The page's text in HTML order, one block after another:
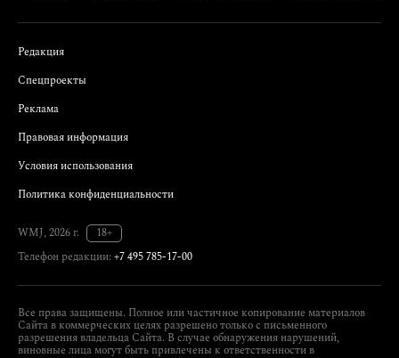
Редакция
Спецпроекты
Реклама
Правовая информация
Условия использования
Политика конфиденциальности
WMJ, 2026 г.
18+
Телефон редакции: +7 495 785-17-00
Все права защищены. Полное или частичное копирование материалов
Сайта в коммерческих целях разрешено только с письменного
разрешения владельца Сайта. В случае обнаружения нарушений,
виновные лица могут быть привлечены к ответственности в